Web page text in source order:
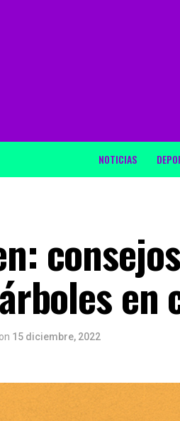
NOTICIAS
on 15 diciembre, 2022